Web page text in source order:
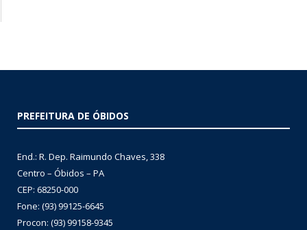
PREFEITURA DE ÓBIDOS
End.: R. Dep. Raimundo Chaves, 338
Centro – Óbidos – PA
CEP: 68250-000
Fone: (93) 99125-6645
Procon: (93) 99158-9345